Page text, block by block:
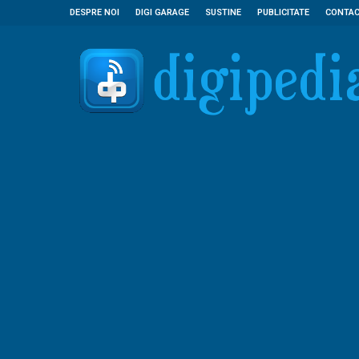
DESPRE NOI DIGI GARAGE SUSTINE PUBLICITATE